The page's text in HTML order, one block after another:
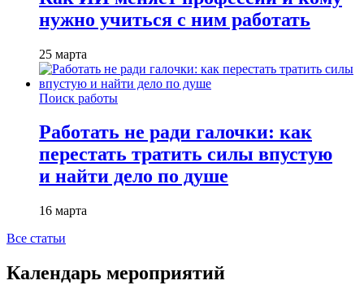
нужно учиться с ним работать
25 марта
Поиск работы
Работать не ради галочки: как
перестать тратить силы впустую
и найти дело по душе
16 марта
Все статьи
Календарь мероприятий